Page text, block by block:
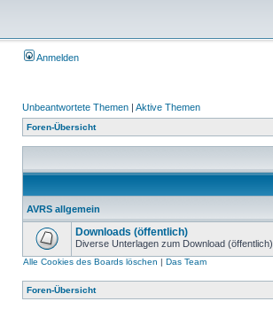
Anmelden
Unbeantwortete Themen | Aktive Themen
Foren-Übersicht
AVRS allgemein
Downloads (öffentlich)
Diverse Unterlagen zum Download (öffentlich)
Alle Cookies des Boards löschen | Das Team
Foren-Übersicht